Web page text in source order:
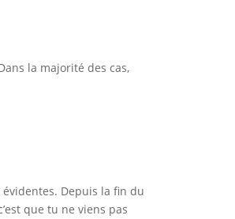
la majorité des cas,
Depuis la fin du
que tu ne viens pas